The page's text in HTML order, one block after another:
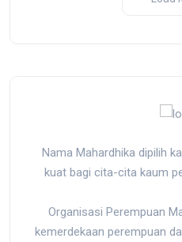
Nama Mahardhika dipilih
kuat bagi cita-cita kaum
Organisasi Perempuan
kemerdekaan perempuan